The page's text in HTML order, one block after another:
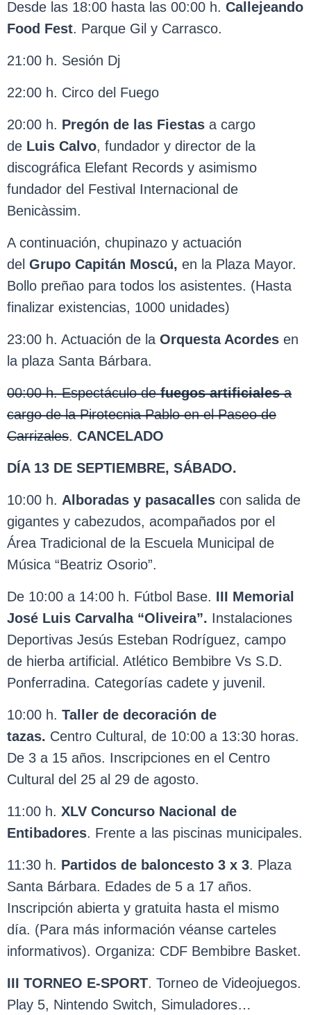
Desde las 18:00 hasta las 00:00 h. Callejeando
Food Fest. Parque Gil y Carrasco.
21:00 h. Sesión Dj
22:00 h. Circo del Fuego
20:00 h. Pregón de las Fiestas a cargo
de Luis Calvo, fundador y director de la
discográfica Elefant Records y asimismo
fundador del Festival Internacional de
Benicàssim.
A continuación, chupinazo y actuación
del Grupo Capitán Moscú, en la Plaza Mayor.
Bollo preñao para todos los asistentes. (Hasta
finalizar existencias, 1000 unidades)
23:00 h. Actuación de la Orquesta Acordes en
la plaza Santa Bárbara.
00:00 h. Espectáculo defuegos artificialesa
cargo de la Pirotecnia Pablo en el Paseo de
Carrizales. CANCELADO
DÍA 13 DE SEPTIEMBRE, SÁBADO.
10:00 h. Alboradas y pasacalles con salida de
gigantes y cabezudos, acompañados por el
Área Tradicional de la Escuela Municipal de
Música “Beatriz Osorio”.
De 10:00 a 14:00 h. Fútbol Base. III Memorial
José Luis Carvalha “Oliveira”. Instalaciones
Deportivas Jesús Esteban Rodríguez, campo
de hierba artificial. Atlético Bembibre Vs S.D.
Ponferradina. Categorías cadete y juvenil.
10:00 h. Taller de decoración de
tazas. Centro Cultural, de 10:00 a 13:30 horas.
De 3 a 15 años. Inscripciones en el Centro
Cultural del 25 al 29 de agosto.
11:00 h. XLV Concurso Nacional de
Entibadores. Frente a las piscinas municipales.
11:30 h. Partidos de baloncesto 3 x 3. Plaza
Santa Bárbara. Edades de 5 a 17 años.
Inscripción abierta y gratuita hasta el mismo
día. (Para más información véanse carteles
informativos). Organiza: CDF Bembibre Basket.
III TORNEO E-SPORT. Torneo de Videojuegos.
Play 5, Nintendo Switch, Simuladores…